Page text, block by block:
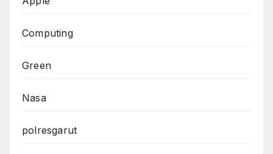
Computing
Green
Nasa
polresgarut